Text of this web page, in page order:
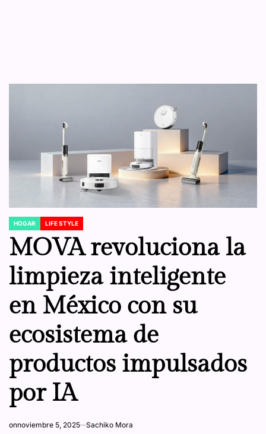
POSTED
IN
HOGAR LIFE STYLE
MOVA revoluciona la
limpieza inteligente
en México con su
ecosistema de
productos impulsados
por IA
onnoviembre 5, 2025 Sachiko Mora